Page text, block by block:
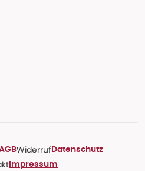
Widerruf Datenschutz
Impressum